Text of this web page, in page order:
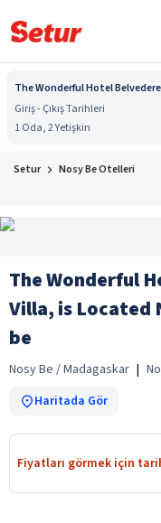
The Wonderful Hotel
Giriş - Çıkış Tarihleri
1 Oda, 2 Yetişkin
Setur Nosy Be Otelleri
The Wonderful
Villa, is Located
be
Nosy Be / Madagaskar |
Haritada Gör
Fiyatları görmek için